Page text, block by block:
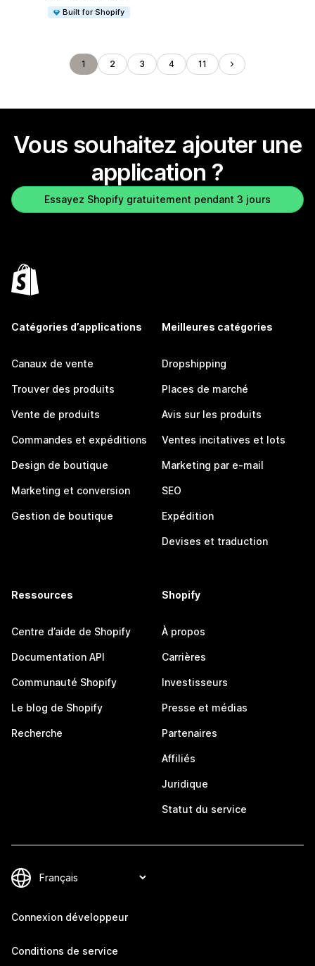
Built for Shopify
1 2 3 4 11
Vous souhaitez ajouter une
application ?
Essayez Shopify gratuitement pendant 3 jours
Catégories d’applications
Canaux de vente
Trouver des produits
Vente de produits
Commandes et expéditions
Design de boutique
Marketing et conversion
Gestion de boutique
Meilleures catégories
Dropshipping
Places de marché
Avis sur les produits
Ventes incitatives et lots
Marketing par e-mail
SEO
Expédition
Devises et traduction
Ressources
Centre d’aide de Shopify
Documentation API
Communauté Shopify
Le blog de Shopify
Recherche
Shopify
À propos
Carrières
Investisseurs
Presse et médias
Partenaires
Affiliés
Juridique
Statut du service
Connexion développeur
Conditions de service